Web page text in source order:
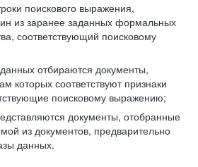
поискового выражения,
из заранее заданных формальных
соответствующий поисковому
отбираются документы,
которых соответствуют признаки
поисковому выражению;
документы, отобранные
из документов, предварительно
данных.